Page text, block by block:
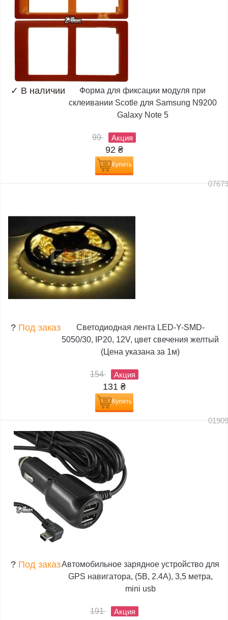
✓ В наличии
Форма для фиксации модуля при
склеивании Scotle для Samsung N9200
Galaxy Note 5
99 Акция
92 ₴
Купить
? Под заказ
Светодиодная лента LED-Y-SMD-
5050/30, IP20, 12V, цвет свечения желтый
(Цена указана за 1м)
154 Акция
131 ₴
Купить
? Под заказАвтомобильное зарядное устройство для
GPS навигатора, (5В, 2.4А), 3,5 метра,
mini usb
191 Акция